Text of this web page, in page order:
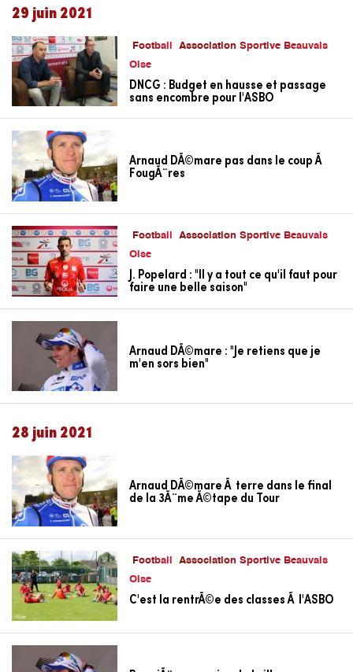
29 juin 2021
Football
Association Sportive Beauvais
Oise
DNCG : Budget en hausse et passage
sans encombre pour l'ASBO
Arnaud DÃ©mare pas dans le coup Ã
FougÃ¨res
Football
Association Sportive Beauvais
Oise
J. Popelard : "Il y a tout ce qu'il faut pour
faire une belle saison"
Arnaud DÃ©mare : "Je retiens que je
m'en sors bien"
28 juin 2021
Arnaud DÃ©mare Ã terre dans le final
de la 3Ã¨me Ã©tape du Tour
Football
Association Sportive Beauvais
Oise
C'est la rentrÃ©e des classes Ã l'ASBO